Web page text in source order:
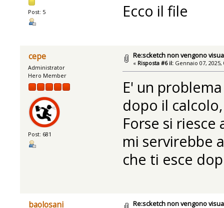
Post: 5 Ecco il file
cepe
Administrator
Hero Member
Post: 681
Re:scketch non vengono
« Risposta #6 il: Gennaio 07, 2025,
E' un
dopo il
Forse si
mi servirebbe
che ti esce
baolosani Re:scketch non vengono